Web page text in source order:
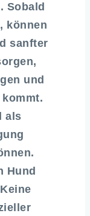
Sobald
können
sanfter
und
als
Hund